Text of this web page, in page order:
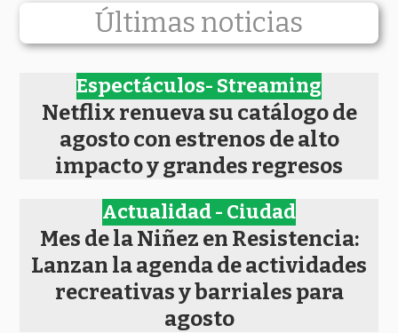
Últimas noticias
Netflix renueva su catálogo de
agosto con estrenos de alto
impacto y grandes regresos
Espectáculos- Streaming
Mes de la Niñez en Resistencia:
Lanzan la agenda de actividades
recreativas y barriales para
agosto
Actualidad - Ciudad